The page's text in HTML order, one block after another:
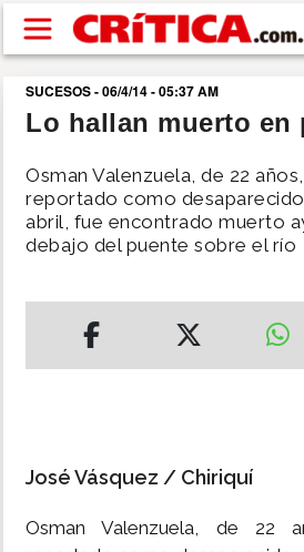
Pasar al contenido principal
buscar
NACIONAL
MUNDO
INSÓLITAS
SUCESOS - 06/4/14 - 05:37 AM
Lo hallan muerto en
Osman Valenzuela, de 22
reportado como
abril, fue encontrado muerto
debajo del puente sobre el río
José Vásquez / Chiriquí
Osman Valenzuela, de 22